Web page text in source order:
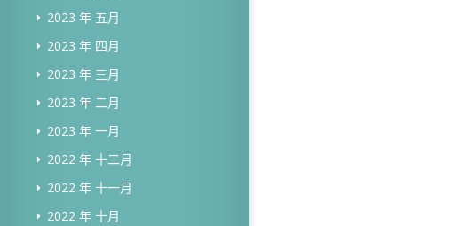
2023 年 五月
2023 年 四月
2023 年 三月
2023 年 二月
2023 年 一月
2022 年 十二月
2022 年 十一月
2022 年 十月